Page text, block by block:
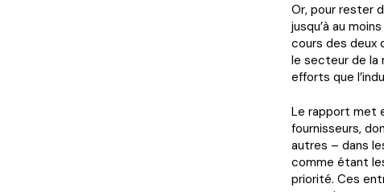
Or, pour rester
jusqu’à au
cours des deux
le secteur de la
efforts que
Le rapport met
fournisseurs,
autres – dans
comme étant
priorité. Ces